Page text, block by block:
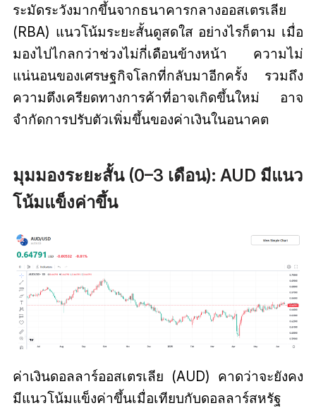
ระมัดระวังมากขึ้นจากธนาคารกลางออสเตรเลีย
(RBA) แนวโน้มระยะสั้นดูสดใส อย่างไรก็ตาม เมื่อ
มองไปไกลกว่าช่วงไม่กี่เดือนข้างหน้า ความไม่
แน่นอนของเศรษฐกิจโลกที่กลับมาอีกครั้ง รวมถึง
ความตึงเครียดทางการค้าที่อาจเกิดขึ้นใหม่ อาจ
จำกัดการปรับตัวเพิ่มขึ้นของค่าเงินในอนาคต
มุมมองระยะสั้น (0–3 เดือน): AUD มีแนว
โน้มแข็งค่าขึ้น
ค่าเงินดอลลาร์ออสเตรเลีย (AUD) คาดว่าจะยังคง
มีแนวโน้มแข็งค่าขึ้นเมื่อเทียบกับดอลลาร์สหรัฐ